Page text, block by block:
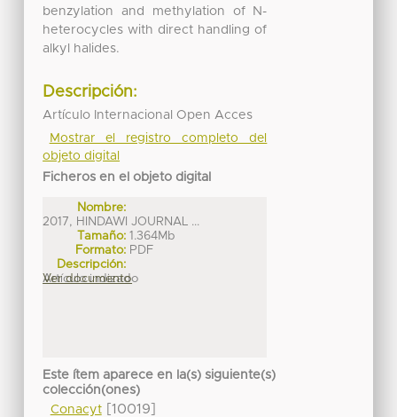
benzylation and methylation of N-
heterocycles with direct handling of
alkyl halides.
Descripción:
Artículo Internacional Open Acces
Mostrar el registro completo del
objeto digital
Ficheros en el objeto digital
Nombre:
2017, HINDAWI JOURNAL ...
Tamaño: 1.364Mb
Formato: PDF
Descripción:
Artículo indizado
Ver documento
Este ítem aparece en la(s) siguiente(s)
colección(ones)
Conacyt[10019]